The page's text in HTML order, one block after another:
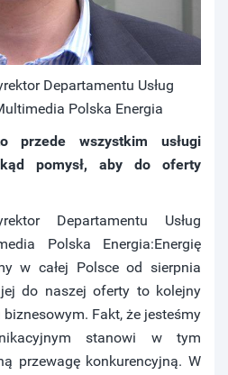
Departamentu Usług
Polska Energia
przede wszystkim usługi
pomysł, aby do oferty
Departamentu Usług
Polska Energia:Energię
w całej Polsce od sierpnia
do naszej oferty to kolejny
Fakt, że jesteśmy
stanowi w tym
przewagę konkurencyjną. W